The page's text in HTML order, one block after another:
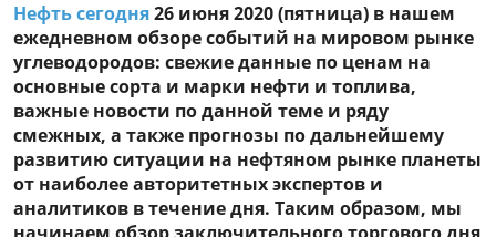
Нефть сегодня26 июня 2020 (пятница) в нашем
ежедневном обзоре событий на мировом рынке
углеводородов: свежие данные по ценам на
основные сорта и марки нефти и топлива,
важные новости по данной теме и ряду
смежных, а также прогнозы по дальнейшему
развитию ситуации на нефтяном рынке планеты
от наиболее авторитетных экспертов и
аналитиков в течение дня. Таким образом, мы